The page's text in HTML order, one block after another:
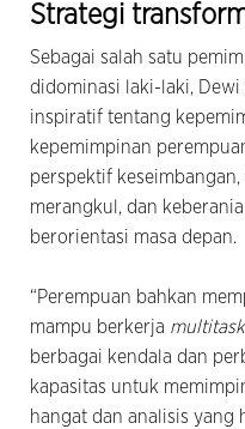
Strategi
Sebagai salah satu
didominasi laki-laki,
inspiratif tentang
kepemimpinan
perspektif
merangkul, dan
berorientasi masa depan.
“Perempuan bahkan
mampu berkerja
berbagai kendala dan
kapasitas untuk
hangat dan analisis yang